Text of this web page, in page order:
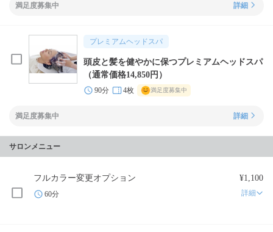
満足度募集中 詳細
プレミアムヘッドスパ
頭皮と髪を健やかに保つプレミアムヘッドスパ
（通常価格14,850円）
90分 4枚 満足度募集中
満足度募集中 詳細
サロンメニュー
フルカラー変更オプション ¥1,100
60分 詳細